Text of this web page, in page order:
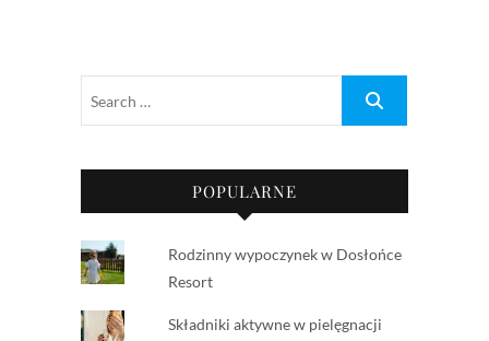
POPULARNE
Rodzinny wypoczynek w Dosłońce
Resort
Składniki aktywne w pielęgnacji